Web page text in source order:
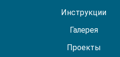
Инструкции
Галерея
Проекты